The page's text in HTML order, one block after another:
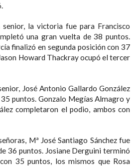
la victoria fue para Francisco
una gran vuelta de 38 puntos.
finalizó en segunda posición con 37
Howard Thackray ocupó el tercer
José Antonio Gallardo González
puntos. Gonzalo Megías Almagro y
completaron el podio, ambos con
Mª José Santiago Sánchez fue
36 puntos. Josiane Derguini terminó
35 puntos, los mismos que Rosa